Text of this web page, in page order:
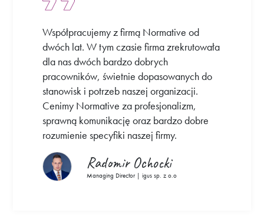
Współpracujemy z firmą Normative od
dwóch lat. W tym czasie firma zrekrutowała
dla nas dwóch bardzo dobrych
pracowników, świetnie dopasowanych do
stanowisk i potrzeb naszej organizacji.
Cenimy Normative za profesjonalizm,
sprawną komunikację oraz bardzo dobre
rozumienie specyfiki naszej firmy.
Radomir Ochocki
Managing Director | igus sp. z o.o